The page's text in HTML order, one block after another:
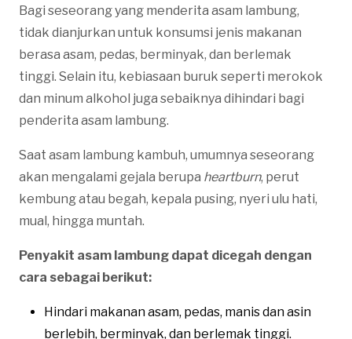
Bagi seseorang yang menderita asam lambung,
tidak dianjurkan untuk konsumsi jenis makanan
berasa asam, pedas, berminyak, dan berlemak
tinggi. Selain itu, kebiasaan buruk seperti merokok
dan minum alkohol juga sebaiknya dihindari bagi
penderita asam lambung.
Saat asam lambung kambuh, umumnya seseorang
akan mengalami gejala berupa heartburn, perut
kembung atau begah, kepala pusing, nyeri ulu hati,
mual, hingga muntah.
Penyakit asam lambung dapat dicegah dengan
cara sebagai berikut:
Hindari makanan asam, pedas, manis dan asin
berlebih, berminyak, dan berlemak tinggi.